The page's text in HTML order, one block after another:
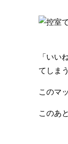
「いい
てしま
このマ
このあ